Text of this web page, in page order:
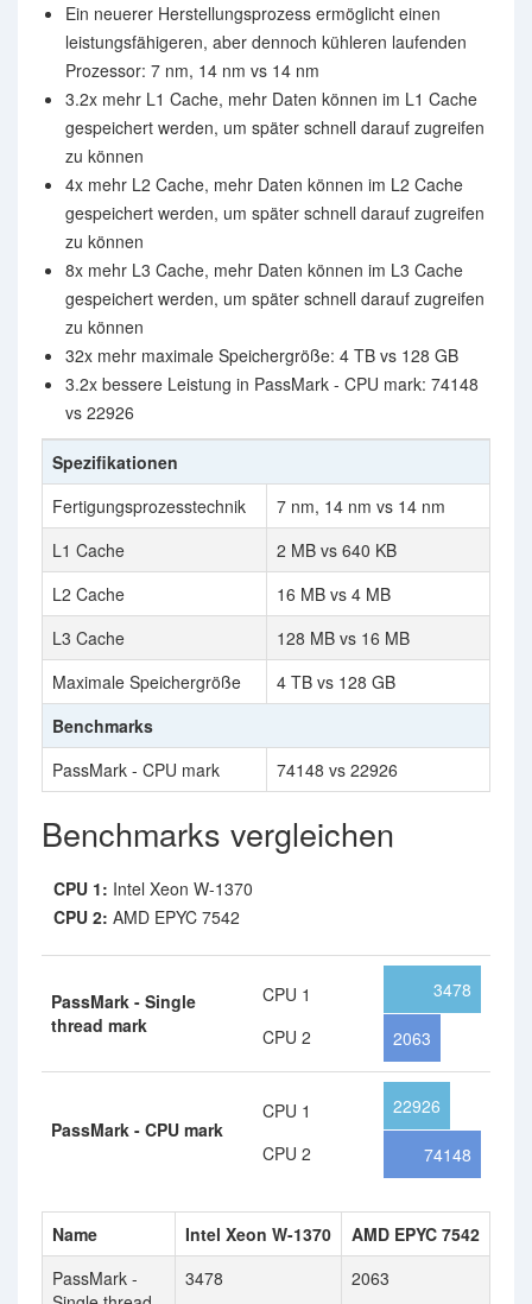
Ein neuerer Herstellungsprozess ermöglicht einen
leistungsfähigeren, aber dennoch kühleren laufenden
Prozessor: 7 nm, 14 nm vs 14 nm
3.2x mehr L1 Cache, mehr Daten können im L1 Cache
gespeichert werden, um später schnell darauf zugreifen
zu können
4x mehr L2 Cache, mehr Daten können im L2 Cache
gespeichert werden, um später schnell darauf zugreifen
zu können
8x mehr L3 Cache, mehr Daten können im L3 Cache
gespeichert werden, um später schnell darauf zugreifen
zu können
32x mehr maximale Speichergröße: 4 TB vs 128 GB
3.2x bessere Leistung in PassMark - CPU mark: 74148
vs 22926
Spezifikationen
Fertigungsprozesstechnik
7 nm, 14 nm vs 14 nm
L1 Cache
2 MB vs 640 KB
L2 Cache
16 MB vs 4 MB
L3 Cache
128 MB vs 16 MB
Maximale Speichergröße
4 TB vs 128 GB
Benchmarks
PassMark - CPU mark
74148 vs 22926
Benchmarks vergleichen
CPU 1: Intel Xeon W-1370
CPU 2: AMD EPYC 7542
PassMark - Single
thread mark
CPU 1
CPU 2
3478
2063
PassMark - CPU mark
CPU 1
CPU 2
22926
74148
Name Intel Xeon W-1370
AMD EPYC 7542
PassMark -
3478 2063